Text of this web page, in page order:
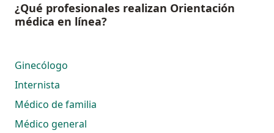
¿Qué profesionales realizan Orientación
médica en línea?
Ginecólogo
Internista
Médico de familia
Médico general